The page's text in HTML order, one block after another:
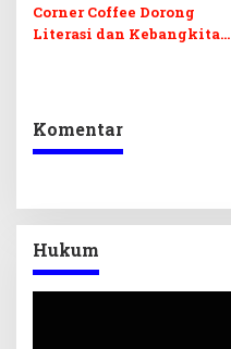
Corner Coffee Dorong
Literasi dan Kebangkitan
Komentar
Hukum